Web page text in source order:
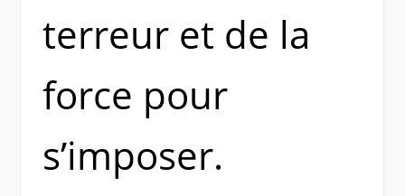
terreur et de la
force pour
s’imposer.